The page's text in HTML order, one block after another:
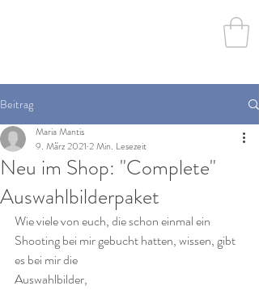
Beitrag
Neu im Shop: "Complete"
Auswahlbilderpaket
Maria Mantis
9. März 2021 2 Min. Lesezeit
Wie viele von euch, die schon einmal ein
Shooting bei mir gebucht hatten, wissen, gibt
es bei mir die
Auswahlbilder,